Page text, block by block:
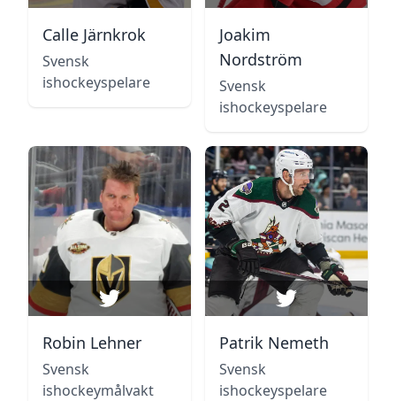
Calle Järnkrok
Svensk
ishockeyspelare
Joakim
Nordström
Svensk
ishockeyspelare
Robin Lehner
Svensk
ishockeymålvakt
Patrik Nemeth
Svensk
ishockeyspelare